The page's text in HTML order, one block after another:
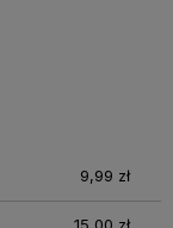
9,99 zł